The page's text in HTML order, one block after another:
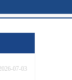
07-03